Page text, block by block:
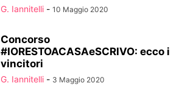
G. Iannitelli - 10 Maggio 2020
Concorso
#IORESTOACASAeSCRIVO: ecco i
vincitori
G. Iannitelli - 3 Maggio 2020